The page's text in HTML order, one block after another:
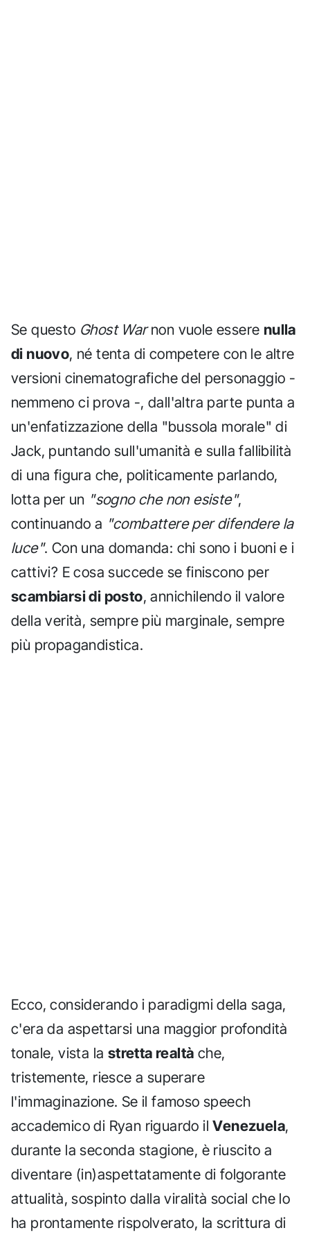
Se questo Ghost Warnon vuole essere nulla
di nuovo, né tenta di competere con le altre
versioni cinematografiche del personaggio -
nemmeno ci prova -, dall'altra parte punta a
un'enfatizzazione della "bussola morale" di
Jack, puntando sull'umanità e sulla fallibilità
di una figura che, politicamente parlando,
lotta per un "sogno che non esiste",
continuando a "combattere per difendere la
luce". Con una domanda: chi sono i buoni e i
cattivi? E cosa succede se finiscono per
scambiarsi di posto, annichilendo il valore
della verità, sempre più marginale, sempre
più propagandistica.
Ecco, considerando i paradigmi della saga,
c'era da aspettarsi una maggior profondità
tonale, vista la stretta realtà che,
tristemente, riesce a superare
l'immaginazione. Se il famoso speech
accademico di Ryan riguardo ilVenezuela,
durante la seconda stagione, è riuscito a
diventare (in)aspettatamente di folgorante
attualità, sospinto dalla viralità social che lo
ha prontamente rispolverato, la scrittura di